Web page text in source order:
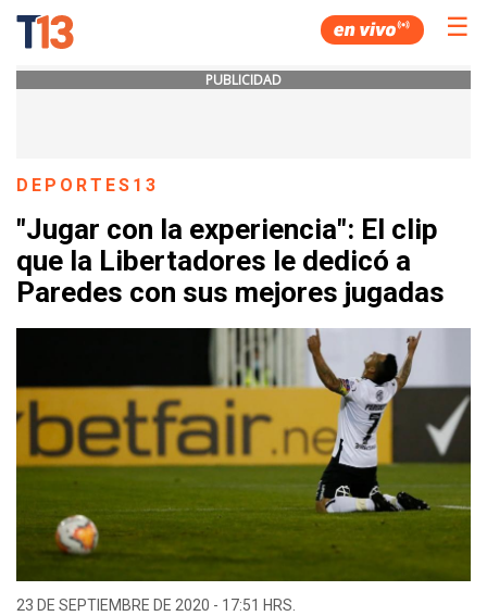
☰
PUBLICIDAD
DEPORTES13
"Jugar con la experiencia": El clip
que la Libertadores le dedicó a
Paredes con sus mejores jugadas
23 DE SEPTIEMBRE DE 2020 - 17:51 HRS.